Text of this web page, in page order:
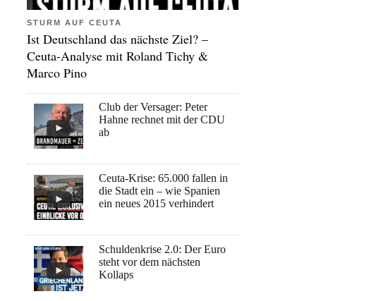
STURM AUF CEUTA
Ist Deutschland das nächste Ziel? –
Ceuta-Analyse mit Roland Tichy &
Marco Pino
Club der Versager: Peter
Hahne rechnet mit der CDU
ab
Ceuta-Krise: 65.000 fallen in
die Stadt ein – wie Spanien
ein neues 2015 verhindert
Schuldenkrise 2.0: Der Euro
steht vor dem nächsten
Kollaps